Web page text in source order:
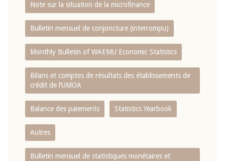
Note sur la situation de la microfinance
Bulletin mensuel de conjoncture (interrompu)
Monthly Bulletin of WAEMU Economic Statistics
Bilans et comptes de résultats des établissements de
crédit de l‘UMOA
Balance des paiements Statistics Yearbook
Autres
Bulletin mensuel de statistiques monétaires et